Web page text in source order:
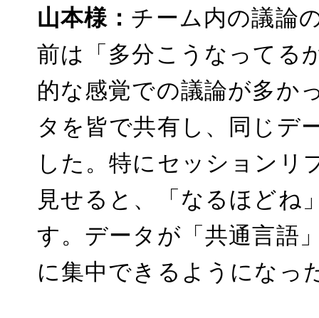
山本様： チーム内の議論
前は「多分こうなってる
的な感覚での議論が多か
タを皆で共有し、同じデ
した。特にセッションリ
見せると、「なるほどね
す。データが「共通言語
に集中できるようになっ